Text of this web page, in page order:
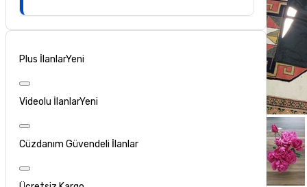
Plus İlanlarYeni
Videolu İlanlarYeni
Cüzdanım Güvendeli İlanlar